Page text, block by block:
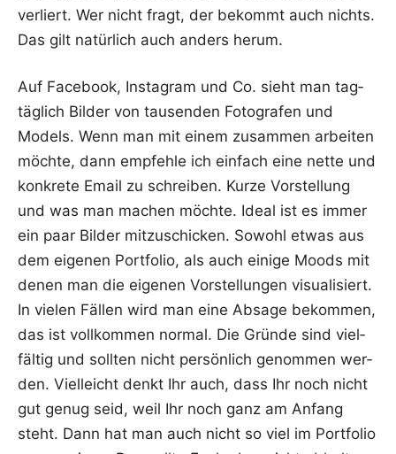
ver­liert. Wer nicht fragt, der bekommt auch nichts.
Das gilt natür­lich auch anders herum.
Auf Face­book, Insta­gram und Co. sieht man tag­
täg­lich Bil­der von tau­sen­den Foto­gra­fen und
Models. Wenn man mit einem zusam­men arbei­ten
möch­te, dann emp­feh­le ich ein­fach eine net­te und
kon­kre­te Email zu schrei­ben. Kur­ze Vor­stel­lung
und was man machen möch­te. Ide­al ist es immer
ein paar Bil­der mit­zu­schi­cken. Sowohl etwas aus
dem eige­nen Port­fo­lio, als auch eini­ge Moods mit
denen man die eige­nen Vor­stel­lun­gen visua­li­siert.
In vie­len Fäl­len wird man eine Absa­ge bekom­men,
das ist voll­kom­men nor­mal. Die Grün­de sind viel­
fäl­tig und soll­ten nicht per­sön­lich genom­men wer­
den. Viel­leicht denkt Ihr auch, dass Ihr noch nicht
gut genug seid, weil Ihr noch ganz am Anfang
steht. Dann hat man auch nicht so viel im Port­fo­lio